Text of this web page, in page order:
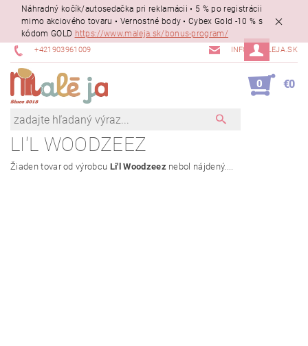
Náhradný kočík/autosedačka pri reklamácii • 5 % po registrácii
mimo akciového tovaru • Vernostné body • Cybex Gold -10 % s
kódom GOLD https://www.maleja.sk/bonus-program/
+421903961009 INFO@MALEJA.SK
0 €0
LI'L WOODZEEZ
Žiaden tovar od výrobcu Li'l Woodzeeznebol nájdený....